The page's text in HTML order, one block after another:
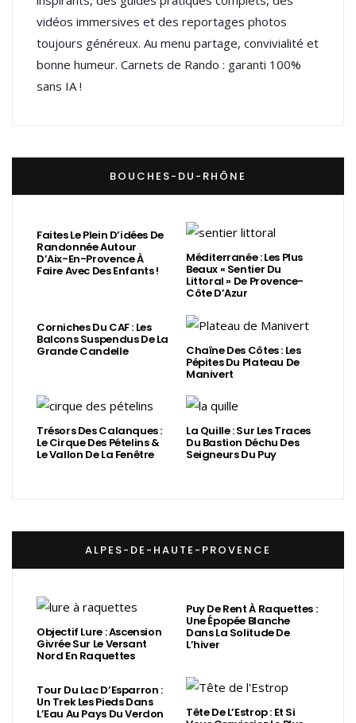
vidéos immersives et des reportages photos
toujours généreux. Au menu partage, convivialité et
bonne humeur. Carnets de Rando : garanti 100%
sans IA !
BOUCHES-DU-RHÔNE
Faites Le Plein D’idées De
Randonnée Autour
D’Aix-En-Provence À
Faire Avec Des Enfants !
Méditerranée : Les Plus
Beaux « Sentier Du
Littoral » De Provence-
Côte D’Azur
Corniches Du CAF : Les
Balcons Suspendus De La
Grande Candelle Chaîne Des Côtes : Les
Pépites Du Plateau De
Manivert
Trésors Des Calanques :
Le Cirque Des Pételins &
Le Vallon De La Fenêtre
La Quille : Sur Les Traces
Du Bastion Déchu Des
Seigneurs Du Puy
ALPES-DE-HAUTE-PROVENCE
Objectif Lure : Ascension
Givrée Sur Le Versant
Nord En Raquettes
Puy De Rent À Raquettes :
Une Épopée Blanche
Dans La Solitude De
L’hiver
Tour Du Lac D’Esparron :
Un Trek Les Pieds Dans
L’Eau Au Pays Du Verdon Tête De L’Estrop : Et Si